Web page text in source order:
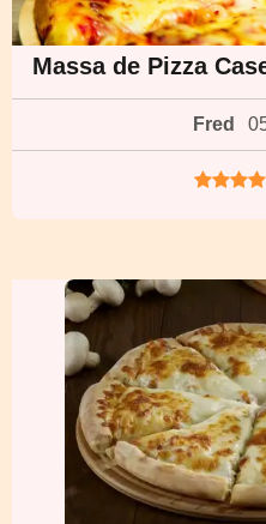
Massa de Pizza
Fred